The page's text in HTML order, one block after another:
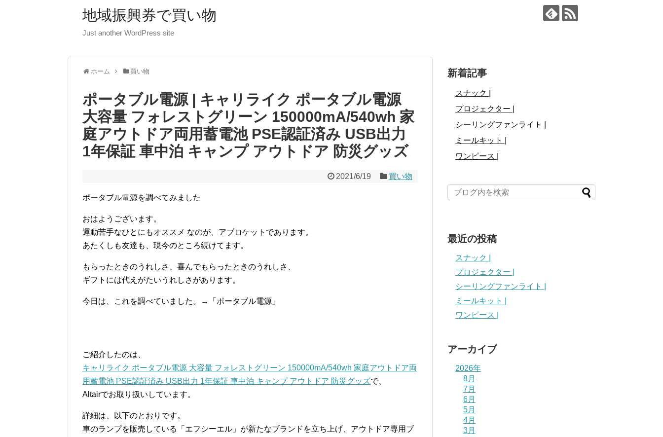
地域振興券で買い物
Just another WordPress site
ホーム 買い物
ポータブル電源 | キャリライク ポータブル電源
大容量 フォレストグリーン 150000mA/540wh 家
庭アウトドア両用蓄電池 PSE認証済み USB出力
1年保証 車中泊 キャンプ アウトドア 防災グッズ
2021/6/19 買い物
ポータブル電源を調べてみました
おはようございます。
運動苦手なひとにもオススメ なのが、アブロケットであります。
あたくしも友達も、現今のところ続けてます。
もらったときのうれしさ、喜んでもらったときのうれしさ、
ギフトには代えがたいうれしさがあります。
今日は、これを調べていました。→「ポータブル電源」
ご紹介したのは、
キャリライク ポータブル電源 大容量 フォレストグリーン 150000mA/540wh 家庭アウトドア両
用蓄電池 PSE認証済み USB出力 1年保証 車中泊 キャンプ アウトドア 防災グッズで、
Altairでお取り扱いしています。
詳細は、以下のとおりです。
車のランプを販売している「エフシーエル」が新たなブランドを立ち上げ、アウトドア専用ブ
新着記事
スナック |
プロジェクター |
シーリングファンライト |
ミールキット |
ワンピース |
最近の投稿
スナック |
プロジェクター |
シーリングファンライト |
ミールキット |
ワンピース |
アーカイブ
2026年
8月
7月
6月
5月
4月
3月